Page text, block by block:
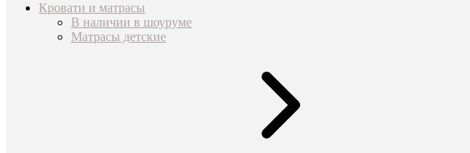
Кровати и матрасы
В наличии в шоуруме
Матрасы детские